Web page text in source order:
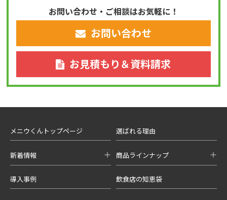
お問い合わせ・ご相談はお気軽に！
お問い合わせ
お見積もり＆資料請求
メニウくんトップページ 選ばれる理由
新着情報 商品ラインナップ
導入事例 飲食店の知恵袋